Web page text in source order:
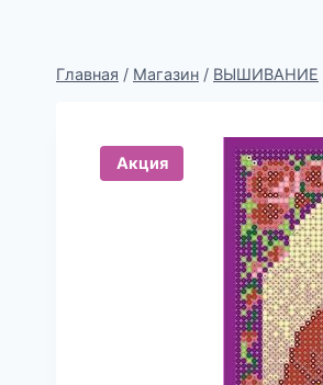
Главная / Магазин / ВЫШИВАНИЕ
Акция